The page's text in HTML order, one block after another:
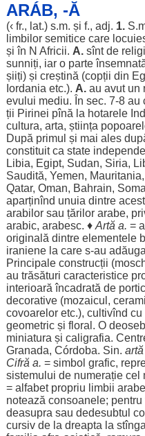
ARÁB, -Ă
(‹ fr., lat.) s.m. și f., adj. 1.
limbilor semiticecare
și în N Africii. A.sînt de
sunniți, iaro parte
șiiți) și creștină (copții din
Iordania etc.). A.au avutun
evului mediu. În sec. 7-8 au
ții Pirinei pînă la hotarele
cultura, arta, știința
După primul și mai ales
constituitca state
Libia, Egipt, Sudan, Siria,
Saudită, Yemen,
Qatar, Oman, Bahrain,
aparținînd unuia dintre
arabilorsau țărilor arabe,
arabic, arabesc. ♦ Artă a. =
originală dintre elementele
iranienela care s-au
Principale construcții (
au trăsături caracteristice
interioară încadrată de
decorative(mozaicul ,
covoareloretc.), cultivînd cu
geometricși floral . O
miniatura și caligrafia.
Granada, Córdoba. Sin. artă
Cifră a. = simbol grafic,
sistemului de numerațiecel
= alfabet propriu limbii arabe
notează consoanele; pentru
deasupra sau dedesubtul
cursivde la dreapta la stînga